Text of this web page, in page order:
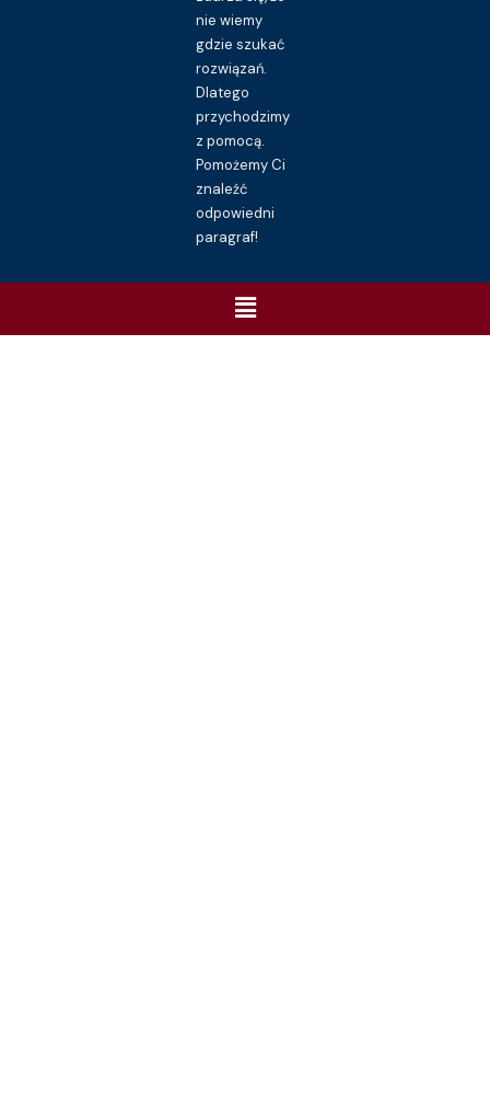
nie wiemy
gdzie szukać
rozwiązań.
Dlatego
przychodzimy
z pomocą.
Pomożemy Ci
znaleźć
odpowiedni
paragraf!
Menu